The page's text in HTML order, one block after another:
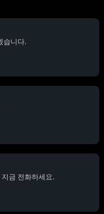
습니다.
금 전화하세요.